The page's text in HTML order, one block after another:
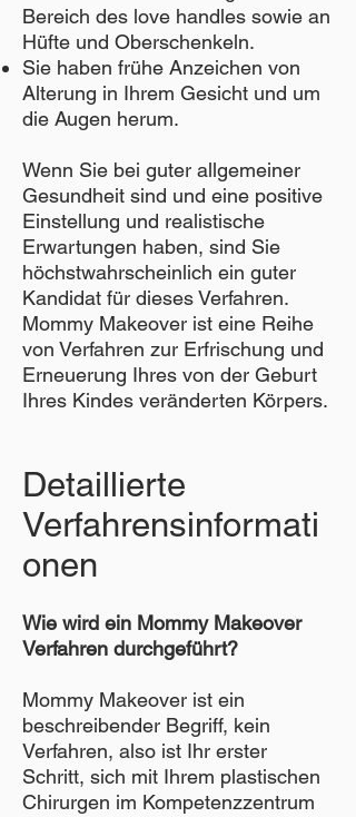
Bereich des love handles sowie an
Hüfte und Oberschenkeln.
Sie haben frühe Anzeichen von
Alterung in Ihrem Gesicht und um
die Augen herum.
Wenn Sie bei guter allgemeiner
Gesundheit sind und eine positive
Einstellung und realistische
Erwartungen haben, sind Sie
höchstwahrscheinlich ein guter
Kandidat für dieses Verfahren.
Mommy Makeover ist eine Reihe
von Verfahren zur Erfrischung und
Erneuerung Ihres von der Geburt
Ihres Kindes veränderten Körpers.
Detaillierte
Verfahrensinformati
onen
Wie wird ein Mommy Makeover
Verfahren durchgeführt?
Mommy Makeover ist ein
beschreibender Begriff, kein
Verfahren, also ist Ihr erster
Schritt, sich mit Ihrem plastischen
Chirurgen im Kompetenzzentrum